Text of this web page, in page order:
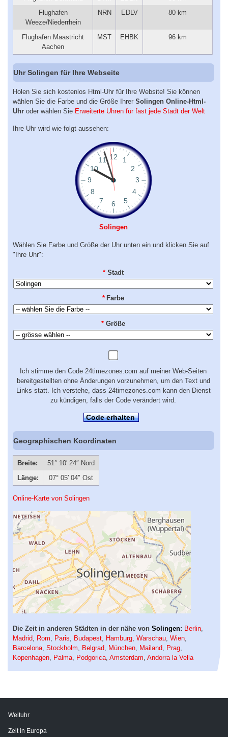
Flughafen
Weeze/Niederrhein
NRN EDLV 80 km
Flughafen Maastricht
Aachen
MST EHBK 96 km
Uhr Solingen für Ihre Webseite
Holen Sie sich kostenlos Html-Uhr für Ihre Website! Sie können
wählen Sie die Farbe und die Größe Ihrer Solingen Online-Html-
Uhr oder wählen Sie Erweiterte Uhren für fast jede Stadt der Welt
Ihre Uhr wird wie folgt aussehen:
Solingen
Wählen Sie Farbe und Größe der Uhr unten ein und klicken Sie auf
"Ihre Uhr":
* Stadt
* Farbe
* Größe
Ich stimme den Code 24timezones.com auf meiner Web-Seiten
bereitgestellten ohne Änderungen vorzunehmen, um den Text und
Links statt. Ich verstehe, dass 24timezones.com kann den Dienst
zu kündigen, falls der Code verändert wird.
Code erhalten
Geographischen Koordinaten
Breite:
51° 10′ 24″ Nord
Länge:
07° 05′ 04″ Ost
Online-Karte von Solingen
Die Zeit in anderen Städten in der nähe von Solingen: Berlin
Madrid
Rom Paris Budapest Hamburg Warschau Wien
Barcelona Stockholm Belgrad München Mailand Prag
Kopenhagen
Palma Podgorica Amsterdam Andorra la Vella
Weltuhr
Zeit in Europa